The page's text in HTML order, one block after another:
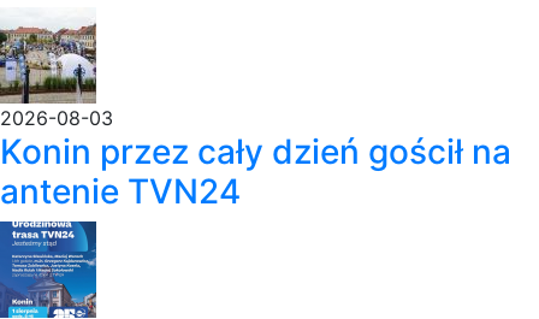
2026-08-03
Konin przez cały dzień gościł na
antenie TVN24